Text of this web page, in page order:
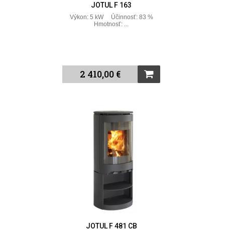
JOTUL F 163
Výkon: 5 kW Účinnosť: 83 %
Hmotnosť: ...
2 410,00 €
JOTUL F 481 CB